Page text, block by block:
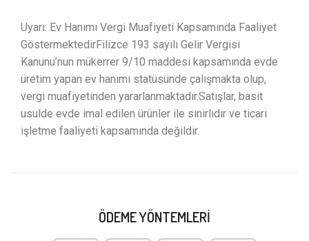
Uyarı: Ev Hanımı Vergi Muafiyeti Kapsamında Faaliyet
GöstermektedirFilizce 193 sayılı Gelir Vergisi
Kanunu’nun mükerrer 9/10 maddesi kapsamında evde
üretim yapan ev hanımı statüsünde çalışmakta olup,
vergi muafiyetinden yararlanmaktadır.Satışlar, basit
usulde evde imal edilen ürünler ile sınırlıdır ve ticari
işletme faaliyeti kapsamında değildir.
ÖDEME YÖNTEMLERI